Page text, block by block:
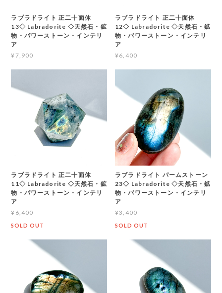
ラブラドライト 正二十面体
13◇ Labradorite ◇天然石・鉱
物・パワーストーン・インテリ
ア
¥7,900
ラブラドライト 正二十面体
12◇ Labradorite ◇天然石・鉱
物・パワーストーン・インテリ
ア
¥6,400
ラブラドライト 正二十面体
11◇ Labradorite ◇天然石・鉱
物・パワーストーン・インテリ
ア
¥6,400
SOLD OUT
ラブラドライト パームストーン
23◇ Labradorite ◇天然石・鉱
物・パワーストーン・インテリ
ア
¥3,400
SOLD OUT